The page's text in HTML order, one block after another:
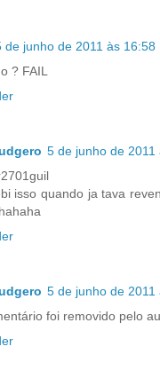
de junho de 2011 às 16:58
? FAIL
5 de junho de 2011
isso quando ja tava
5 de junho de 2011
foi removido pelo